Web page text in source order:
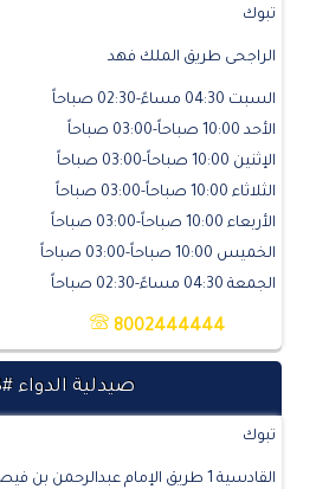
تبوك
الراجحى طريق الملك فهد
السبت 04:30 مساءً-02:30 صباحاً
الأحد 10:00 صباحاً-03:00 صباحاً
الإثنين 10:00 صباحاً-03:00 صباحاً
الثلاثاء 10:00 صباحاً-03:00 صباحاً
الأربعاء 10:00 صباحاً-03:00 صباحاً
الخميس 10:00 صباحاً-03:00 صباحاً
الجمعة 04:30 مساءً-02:30 صباحاً
8002444444
صيدلية الدواء #443
تبوك
القادسية 1 طريق الإمام عبدالرحمن بن فيصل